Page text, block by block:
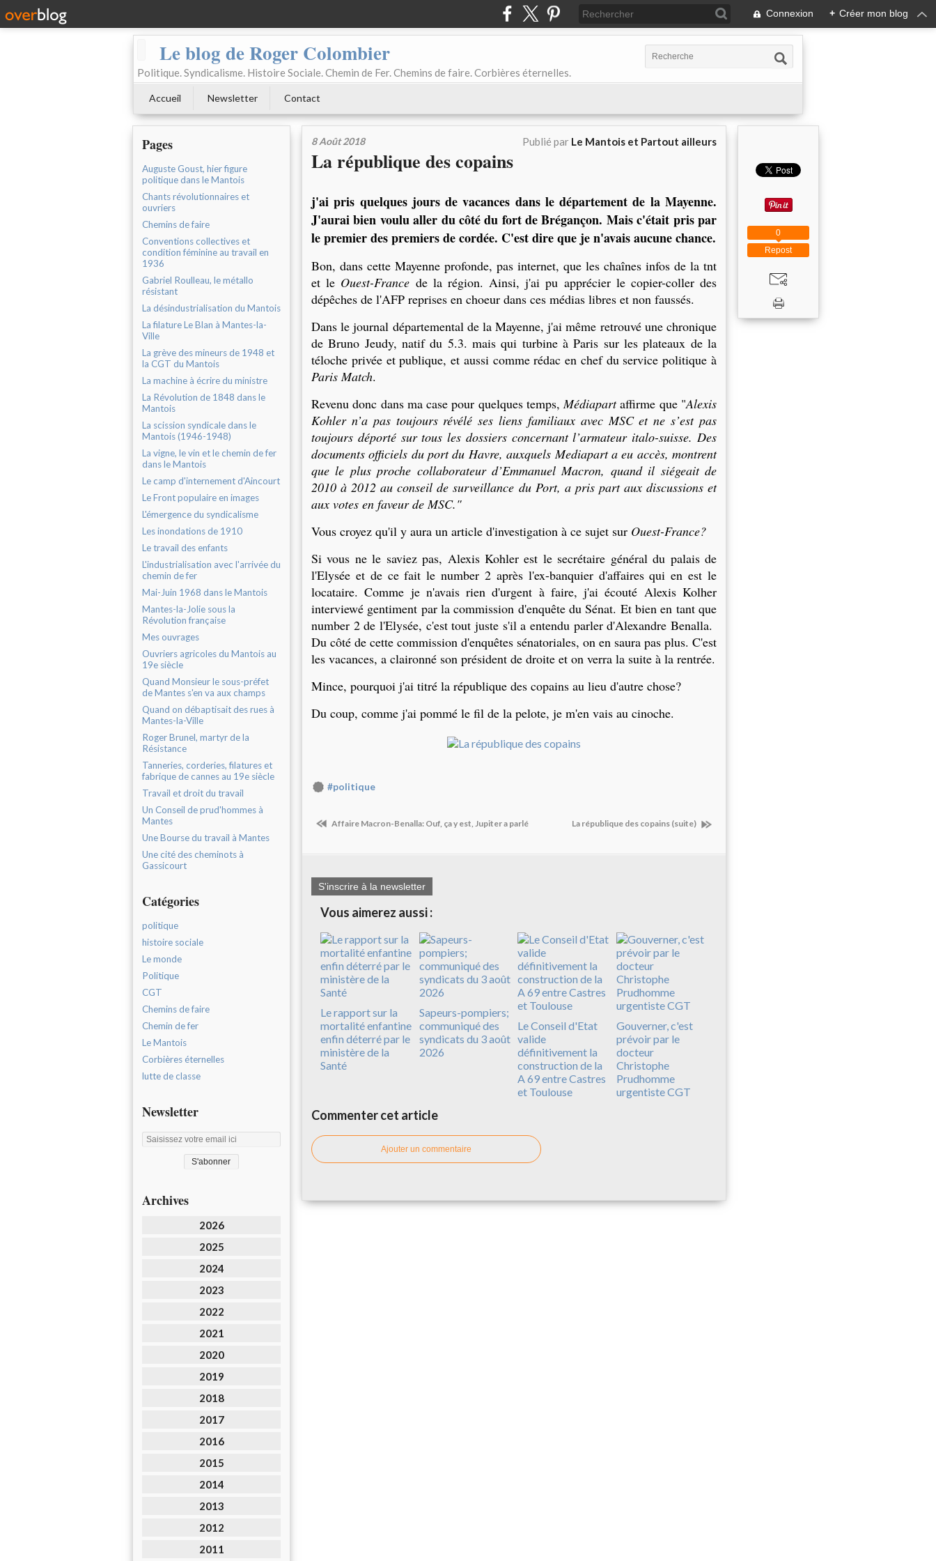
Connexion + Créer mon blog
Le blog de Roger Colombier
Politique. Syndicalisme. Histoire Sociale. Chemin de Fer. Chemins de faire. Corbières éternelles.
Accueil Newsletter Contact
Pages
Auguste Goust, hier figure
politique dans le Mantois
Chants révolutionnaires et
ouvriers
Chemins de faire
Conventions collectives et
condition féminine au travail en
1936
Gabriel Roulleau, le métallo
résistant
La désindustrialisation du Mantois
La filature Le Blan à Mantes-la-
Ville
La grève des mineurs de 1948 et
la CGT du Mantois
La machine à écrire du ministre
La Révolution de 1848 dans le
Mantois
La scission syndicale dans le
Mantois (1946-1948)
La vigne, le vin et le chemin de fer
dans le Mantois
Le camp d'internement d'Aincourt
Le Front populaire en images
L'émergence du syndicalisme
Les inondations de 1910
Le travail des enfants
L'industrialisation avec l'arrivée du
chemin de fer
Mai-Juin 1968 dans le Mantois
Mantes-la-Jolie sous la
Révolution française
Mes ouvrages
Ouvriers agricoles du Mantois au
19e siècle
Quand Monsieur le sous-préfet
de Mantes s'en va aux champs
Quand on débaptisait des rues à
Mantes-la-Ville
Roger Brunel, martyr de la
Résistance
Tanneries, corderies, filatures et
fabrique de cannes au 19e siècle
Travail et droit du travail
Un Conseil de prud'hommes à
Mantes
Une Bourse du travail à Mantes
Une cité des cheminots à
Gassicourt
Catégories
politique
histoire sociale
Le monde
Politique
CGT
Chemins de faire
Chemin de fer
Le Mantois
Corbières éternelles
lutte de classe
Newsletter
Archives
2026
2025
2024
2023
2022
2021
2020
2019
2018
2017
2016
2015
2014
2013
2012
2011
8 Août 2018 Publié par Le Mantois et Partout ailleurs
La république des copains
j'ai pris quelques jours de vacances dans le département de la Mayenne.
J'aurai bien voulu aller du côté du fort de Brégançon. Mais c'était pris par
le premier des premiers de cordée. C'est dire que je n'avais aucune chance.
Bon, dans cette Mayenne profonde, pas internet, que les chaînes infos de la tnt
et le Ouest-France de la région. Ainsi, j'ai pu apprécier le copier-coller des
dépêches de l'AFP reprises en choeur dans ces médias libres et non faussés.
Dans le journal départemental de la Mayenne, j'ai même retrouvé une chronique
de Bruno Jeudy, natif du 5.3. mais qui turbine à Paris sur les plateaux de la
téloche privée et publique, et aussi comme rédac en chef du service politique à
Paris Match.
Revenu donc dans ma case pour quelques temps,Médiapartaffirme que "Alexis
Kohler n’a pas toujours révélé ses liens familiaux avec MSC et ne s’est pas
toujours déporté sur tous les dossiers concernant l’armateur italo-suisse. Des
documents officiels du port du Havre, auxquels Mediapart a eu accès, montrent
que le plus proche collaborateur d’Emmanuel Macron, quand il siégeait de
2010 à 2012 au conseil de surveillance du Port, a pris part aux discussions et
aux votes en faveur de MSC."
Vous croyez qu'il y aura un article d'investigation à ce sujet sur Ouest-France?
Si vous ne le saviez pas, Alexis Kohler est le secrétaire général du palais de
l'Elysée et de ce fait le number 2 après l'ex-banquier d'affaires qui en est le
locataire. Comme je n'avais rien d'urgent à faire, j'ai écouté Alexis Kolher
interviewé gentiment par la commission d'enquête du Sénat. Et bien en tant que
number 2 de l'Elysée, c'est tout juste s'il a entendu parler d'Alexandre Benalla.
Du côté de cette commission d'enquêtes sénatoriales, on en saura pas plus. C'est
les vacances, a claironné son président de droite et on verra la suite à la rentrée.
Mince, pourquoi j'ai titré la république des copains au lieu d'autre chose?
Du coup, comme j'ai pommé le fil de la pelote, je m'en vais au cinoche.
#politique
Affaire Macron-Benalla: Ouf, ça y est, Jupiter a parlé La république des copains (suite)
S'inscrire à la newsletter
Vous aimerez aussi :
Le rapport sur la
mortalité enfantine
enfin déterré par le
ministère de la
Santé
Sapeurs-pompiers;
communiqué des
syndicats du 3 août
2026
Le Conseil d'Etat
valide
définitivement la
construction de la
A 69 entre Castres
et Toulouse
Gouverner, c'est
prévoir par le
docteur
Christophe
Prudhomme
urgentiste CGT
Commenter cet article
Ajouter un commentaire
Repost
0